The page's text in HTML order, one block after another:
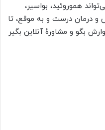
هموروئید، بواسیر،
درمان درست و به موقع، تا
بگو و مشاورۀ آنلاین بگیر​